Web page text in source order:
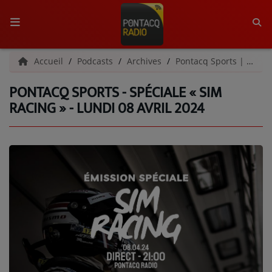
ACCUEIL
RADIO
L'ÉQUIPE
GRILLE DES PROGRAMMES
C'ÉTAIT QUOI CE TITRE ?
MÉDIAS
PODCASTS - SAISON 2026/2027
Accueil Podcasts Archives Pontacq Sports | Archives
PONTACQ SPORTS - SPÉCIALE « SIM
RACING » - LUNDI 08 AVRIL 2024